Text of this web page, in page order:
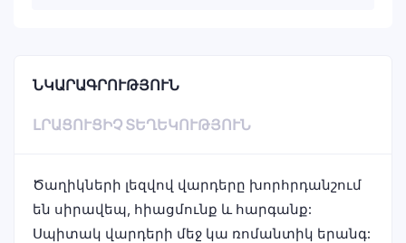
ՆԿԱՐԱԳՐՈՒԹՅՈՒՆ
ԼՐԱՑՈՒՑԻՉ ՏԵՂԵԿՈՒԹՅՈՒՆ
Ծաղիկների լեզվով վարդերը խորհրդանշում
են սիրավեպ, հիացմունք և հարգանք:
Սպիտակ վարդերի մեջ կա ռոմանտիկ երանգ: